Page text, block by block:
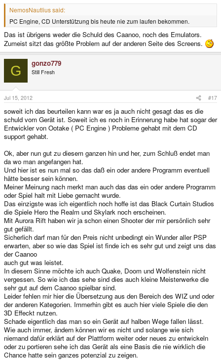
NemosNautlius said:
PC Engine, CD Unterstützung bis heute nie zum laufen bekommen.
Das ist übrigens weder die Schuld des Caanoo, noch des Emulators.
Zumeist sitzt das größte Problem auf der anderen Seite des Screens.
G gonzo779
Still Fresh
Jul 15, 2012 #17
soweit ich das beurteilen kann war es ja auch nicht gesagt das es die
schuld vom Gerät ist. Soweit ich es noch in Erinnerung habe hat sogar der
Entwickler von Ootake ( PC Engine ) Probleme gehabt mit dem CD
support gehabt.
Ok, aber nun gut zu diesem ganzen hin und her, zum Schluß endet man
da wo man angefangen hat.
Und hier ist es nun mal so das daß ein oder andere Programm eventuell
hätte besser sein können.
Meiner Meinung nach merkt man auch das das ein oder andere Programm
oder Spiel halt mit Liebe gemacht wurde.
Das einzigste was ich eigentlich noch hoffe ist das Black Curtain Studios
die Spiele Hero the Realm und Skylark noch erscheinen.
Mit Aurora Rift haben wir ja schon einen Shooter der mir persönlich sehr
gut gefällt.
Sicherlich darf man für den Preis nicht unbedingt ein Wunder aller PSP
erwarten, aber so wie das Spiel ist finde ich es sehr gut und zeigt uns das
der Caanoo
auch gut was leistet.
In diesem Sinne möchte ich auch Quake, Doom und Wolfenstein nicht
vergessen. So wie ich das sehe sind dies auch kleine Meisterwerke die
sehr gut auf dem Caanoo spielbar sind.
Leider fehlen mir hier die Übersetzung aus den Bereich des WIZ und oder
der anderen Kategorien. Immerhin gibt es auch hier viele Spiele die den
3D Effeckt nutzen.
Schade eigentlich das man so ein Gerät auf halben Wege fallen lässt.
Wie auch immer, ändern können wir es nicht und solange wie sich
niemand dafür erklärt auf der Plattform weiter oder neues zu entwickeln
oder zu portieren sehe ich das Gerät als eine Basis die nie wirklich die
Chance hatte sein ganzes potenzial zu zeigen.